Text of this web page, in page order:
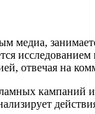
медиа,
отвечая на
кампаний